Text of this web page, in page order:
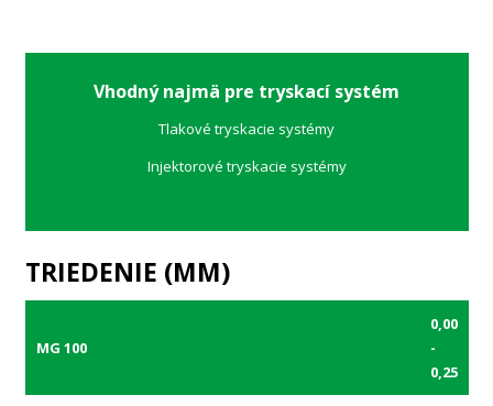
Vhodný najmä pre tryskací systém
Tlakové tryskacie systémy
Injektorové tryskacie systémy
TRIEDENIE (MM)
MG 100
0,00
-
0,25